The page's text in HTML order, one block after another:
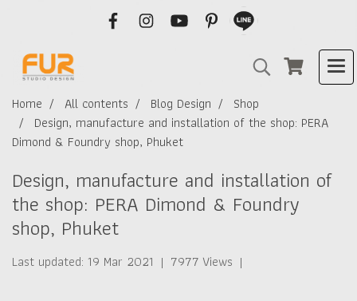
Home All contents Blog Design
Shop
Design, manufacture and installation of the shop: PERA
Dimond & Foundry shop, Phuket
Design, manufacture and installation of
the shop: PERA Dimond & Foundry
shop, Phuket
Last updated: 19 Mar 2021 | 7977 Views |